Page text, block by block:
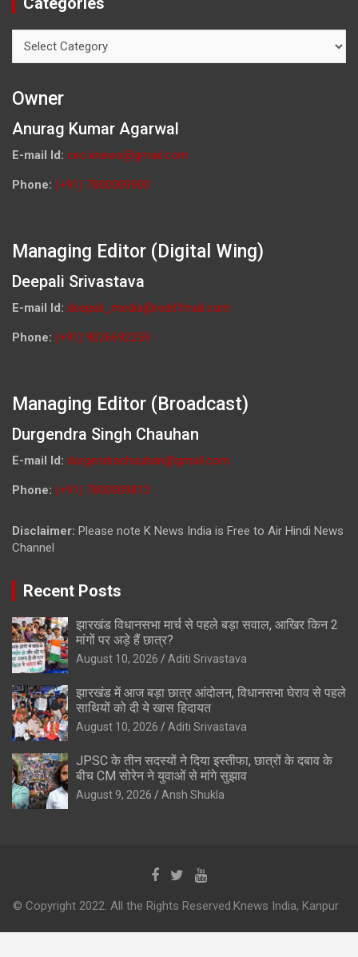
Owner
Anurag Kumar Agarwal
E-mail Id: ceo.knews@gmail.com
Phone: (+91) 7800009900
Managing Editor (Digital Wing)
Deepali Srivastava
E-mail Id: deepali_media@rediffmail.com
Phone: (+91) 9026692259
Managing Editor (Broadcast)
Durgendra Singh Chauhan
E-mail Id: durgendrachauhan@gmail.com
Phone: (+91) 7800009813
Disclaimer: Please note K News India is Free to Air Hindi News
Channel
Recent Posts
झारखंड विधानसभा मार्च से पहले बड़ा सवाल, आखिर किन 2
मांगों पर अड़े हैं छात्र?
August 10, 2026 Aditi Srivastava
झारखंड में आज बड़ा छात्र आंदोलन, विधानसभा घेराव से पहले
साथियों को दी ये खास हिदायत
August 10, 2026 Aditi Srivastava
JPSC के तीन सदस्यों ने दिया इस्तीफा, छात्रों के दबाव के
बीच CM सोरेन ने युवाओं से मांगे सुझाव
August 9, 2026 Ansh Shukla
© Copyright 2022. All the Rights Reserved.Knews India, Kanpur